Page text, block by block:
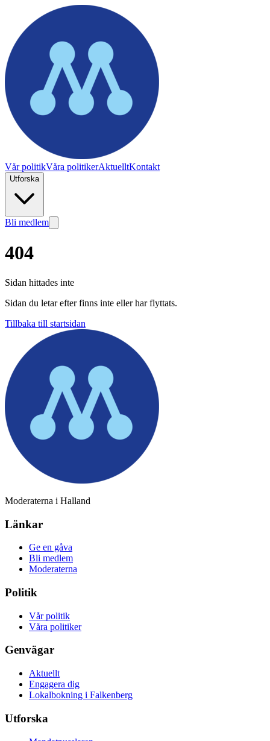
Vår politikVåra politikerAktuelltKontakt
Utforska
Bli medlem
404
Sidan hittades inte
Sidan du letar efter finns inte eller har flyttats.
Tillbaka till startsidan
Moderaterna i Halland
Länkar
Ge en gåva
Bli medlem
Moderaterna
Politik
Vår politik
Våra politiker
Genvägar
Aktuellt
Engagera dig
Lokalbokning i Falkenberg
Utforska